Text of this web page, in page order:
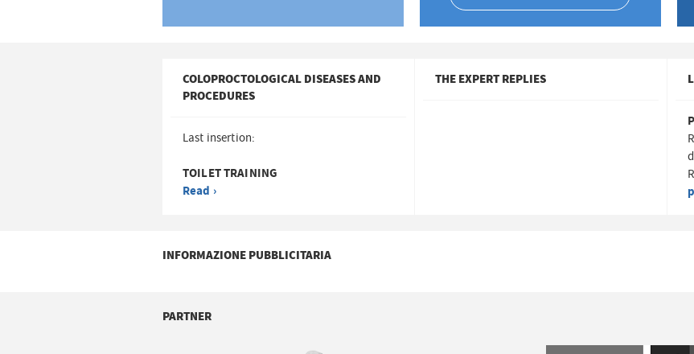
COLOPROCTOLOGICAL DISEASES AND
PROCEDURES
Last insertion:
TOILET TRAINING
Read ›
THE EXPERT REPLIES
INFORMAZIONE PUBBLICITARIA
PARTNER